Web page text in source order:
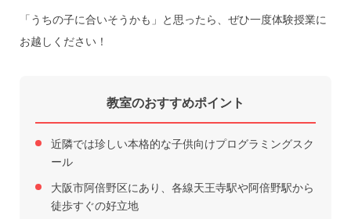
「うちの子に合いそうかも」と思ったら、ぜひ一度体験授業に
お越しください！
教室のおすすめポイント
近隣では珍しい本格的な子供向けプログラミングスク
ール
大阪市阿倍野区にあり、各線天王寺駅や阿倍野駅から
徒歩すぐの好立地